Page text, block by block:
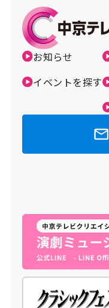
お知らせ
イベントを探す